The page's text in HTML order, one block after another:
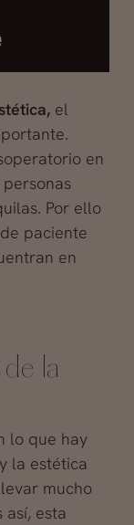
el
en
Por ello
paciente
en
la
lo que hay
la estética
mucho
esta